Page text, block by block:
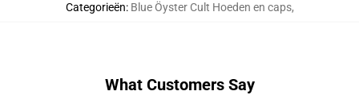
Categorieën: Blue Öyster Cult Hoeden en caps,
What Customers Say